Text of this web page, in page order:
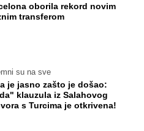
oborila rekord novim
transferom
su na sve
je jasno zašto je došao:
klauzula iz Salahovog
s Turcima je otkrivena!